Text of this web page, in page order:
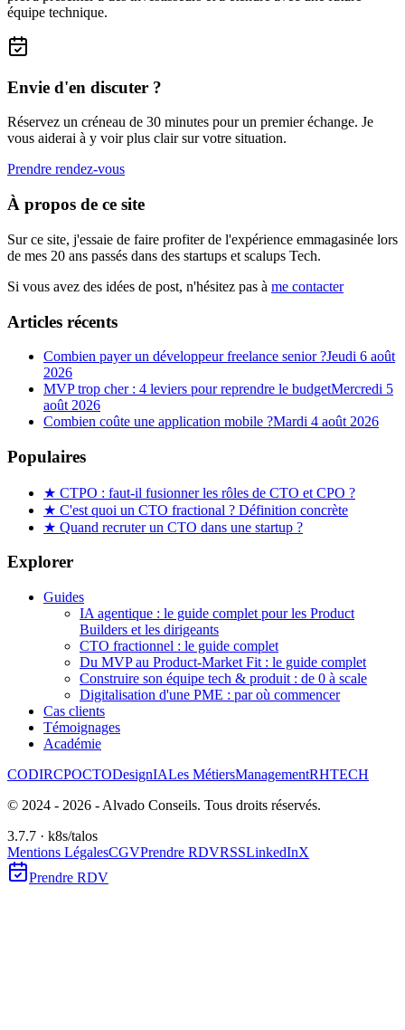
équipe technique.
Envie d'en discuter ?
Réservez un créneau de 30 minutes pour un premier échange. Je
vous aiderai à y voir plus clair sur votre situation.
Prendre rendez-vous
À propos de ce site
Sur ce site, j'essaie de faire profiter de l'expérience emmagasinée lors
de mes 20 ans passés dans des startups et scalups Tech.
Si vous avez des idées de post, n'hésitez pas à me contacter
Articles récents
Combien payer un développeur freelance senior ?Jeudi 6 août
2026
MVP trop cher : 4 leviers pour reprendre le budgetMercredi 5
août 2026
Combien coûte une application mobile ?Mardi 4 août 2026
Populaires
★ CTPO : faut-il fusionner les rôles de CTO et CPO ?
★ C'est quoi un CTO fractional ? Définition concrète
★ Quand recruter un CTO dans une startup ?
Explorer
Guides
IA agentique : le guide complet pour les Product
Builders et les dirigeants
CTO fractionnel : le guide complet
Du MVP au Product-Market Fit : le guide complet
Construire son équipe tech & produit : de 0 à scale
Digitalisation d'une PME : par où commencer
Cas clients
Témoignages
Académie
CODIRCPOCTODesignIALes MétiersManagementRHTECH
© 2024 - 2026 - Alvado Conseils. Tous droits réservés.
3.7.7 · k8s/talos
Mentions LégalesCGVPrendre RDVRSSLinkedInX
Prendre RDV